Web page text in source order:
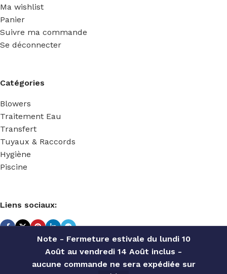
Note - Fermeture estivale du lundi 10
Août au vendredi 14 Août inclus -
aucune commande ne sera expédiée sur
Ma wishlist
Panier
Suivre ma commande
Se déconnecter
Catégories
Blowers
Traitement Eau
Transfert
Tuyaux & Raccords
Hygiène
Piscine
Liens sociaux:
TECHNIDOSE 2022 Réalisé parACS INFORMATIQUE